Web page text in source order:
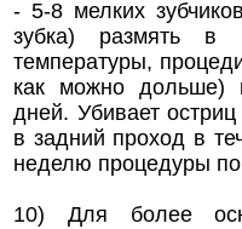
- 5-8 мелких
зубка) размять в
температуры,
как можно дольше)
дней. Убивает
в задний проход в
неделю процедуры
10) Для более